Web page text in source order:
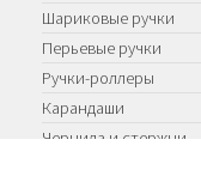
Шариковые ручки
Перьевые ручки
Ручки-роллеры
Карандаши
Чернила и стержни